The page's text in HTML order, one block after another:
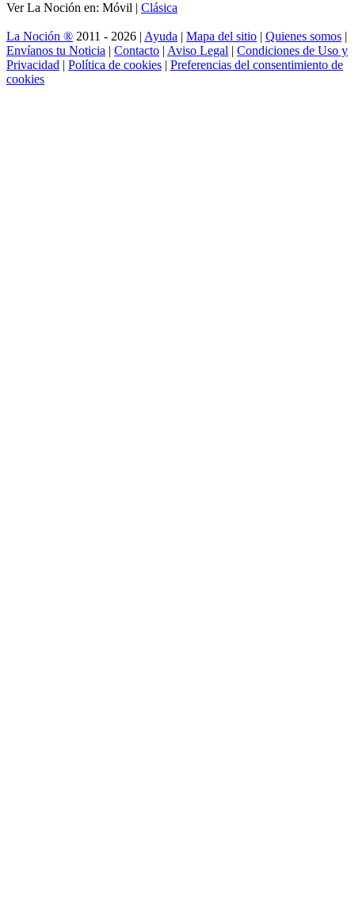
Ver La Noción en: Móvil | Clásica
La Noción ® 2011 - 2026 | Ayuda | Mapa del sitio | Quienes somos |
Envíanos tu Noticia | Contacto | Aviso Legal | Condiciones de Uso y
Privacidad | Política de cookies | Preferencias del consentimiento de
cookies